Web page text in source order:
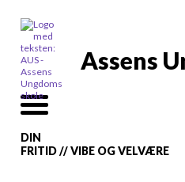
Assens
DIN
FRITID//VIBE OG VELVÆRE